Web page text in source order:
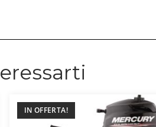
IN OFFERTA!